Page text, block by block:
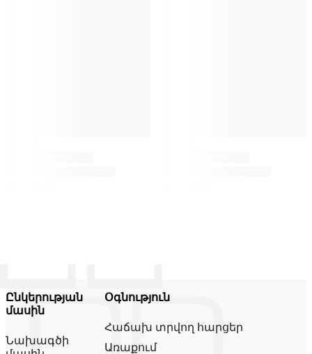
Ընկերության
մասին
Նախագծի
Օգնություն
Հաճախ տրվող հարցեր
Առաքում